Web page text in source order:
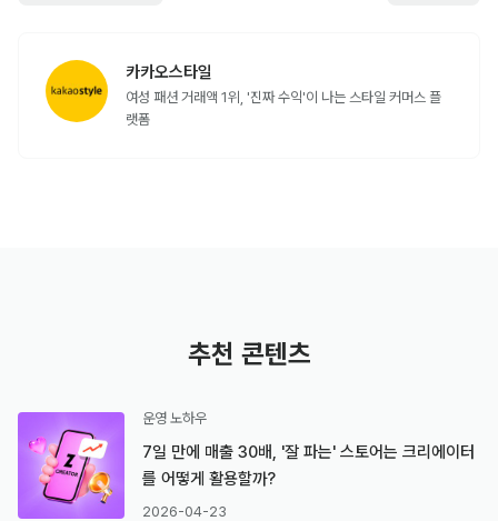
카카오스타일
여성 패션 거래액 1위, '진짜 수익'이 나는 스타일 커머스 플
랫폼
추천 콘텐츠
운영 노하우
7일 만에 매출 30배, '잘 파는' 스토어는 크리에이터
를 어떻게 활용할까?
2026-04-23